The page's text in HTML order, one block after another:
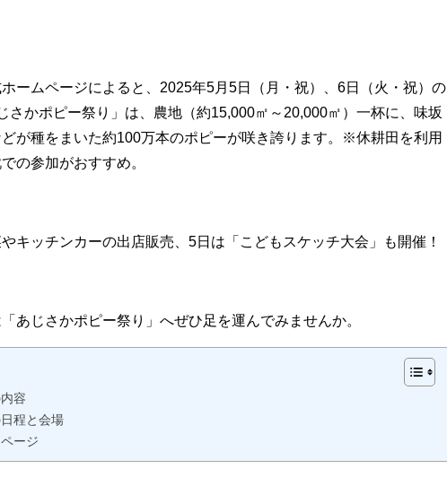
ームページによると、2025年5月5日（月・祝）、6日（火・祝）の
さかポピー祭り」は、農地（約15,000㎡～20,000㎡）一杯に、味坂
が種をまいた約100万本のポピーが咲き誇ります。※休耕田を利用
の参加がおすすめ。
キッチンカーの出店販売、5日は「こどもスケッチ大会」も開催！
あじさかポピー祭り」へぜひ足を運んでみませんか。
容
程と会場
ージ